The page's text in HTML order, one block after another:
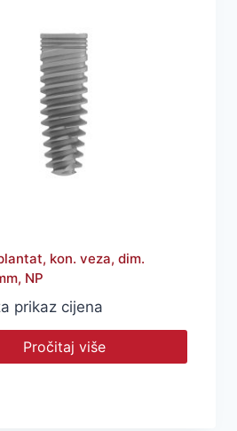
kon. veza, dim.
NP
prikaz cijena
Pročitaj više